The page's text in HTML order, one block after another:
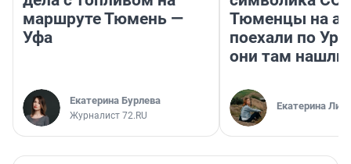
маршруте Тюмень —
Уфа
Екатерина Бурлева
Журналист 72.RU
Тюменцы на
поехали по
они там нашли
Екатерина